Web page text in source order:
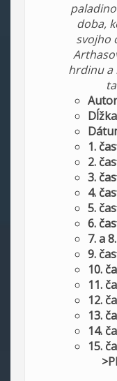
doba,
svojho
hrdinu a
1.
2.
3.
4.
5.
6.
7. a
9.
10.
11.
12.
13.
14.
15.